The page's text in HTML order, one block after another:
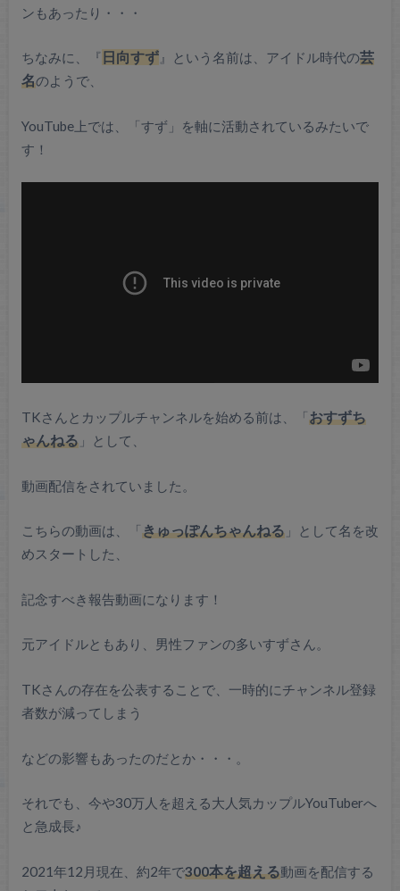
ンもあったり・・・
ちなみに、『 日向すず』という名前は、アイドル時代の芸
名のようで、
YouTube上では、「すず」を軸に活動されているみたいで
す！
TKさんとカップルチャンネルを始める前は、「おすずち
ゃんねる」として、
動画配信をされていました。
こちらの動画は、「きゅっぽんちゃんねる」として名を改
めスタートした、
記念すべき報告動画になります！
元アイドルともあり、男性ファンの多いすずさん。
TKさんの存在を公表することで、一時的にチャンネル登録
者数が減ってしまう
などの影響もあったのだとか・・・。
それでも、今や30万人を超える大人気カップルYouTuberへ
と急成長♪
2021年12月現在、約2年で300本を超える動画を配信する